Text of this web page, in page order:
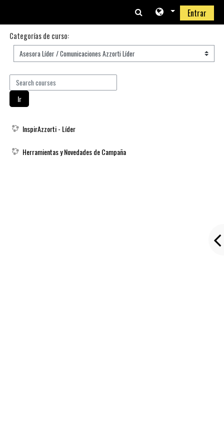
Entrar
Categorías de curso:
Search courses
Ir
InspirAzzorti - Líder
Herramientas y Novedades de Campaña